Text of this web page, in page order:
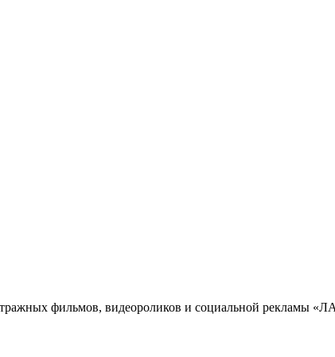
фильмов, видеороликов и социальной рекламы